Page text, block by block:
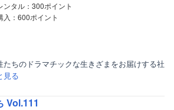
ンタル：300ポイント
入：600ポイント
ちのドラマチックな生きざまをお届けする社
見る
Vol.111